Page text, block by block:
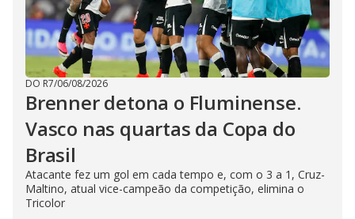
DO R7/06/08/2026
Brenner detona o Fluminense.
Vasco nas quartas da Copa do
Brasil
Atacante fez um gol em cada tempo e, com o 3 a 1, Cruz-
Maltino, atual vice-campeão da competição, elimina o
Tricolor